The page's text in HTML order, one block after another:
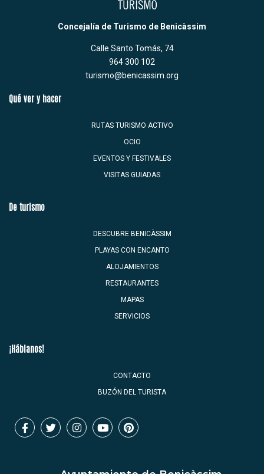
Concejalía de Turismo de Benicàssim
Calle Santo Tomás, 74
964 300 102
turismo@benicassim.org
Qué ver y hacer
RUTAS TURISMO ACTIVO
OCIO
EVENTOS Y FESTIVALES
VISITAS GUIADAS
De turismo
DESCUBRE BENICÀSSIM
PLAYAS CON ENCANTO
ALOJAMIENTOS
RESTAURANTES
MAPAS
SERVICIOS
¡Háblanos!
CONTACTO
BUZÓN DEL TURISTA